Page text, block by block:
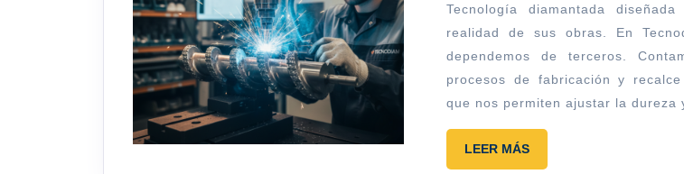
Tecnología diamantada diseñada para la
realidad de sus obras. En
dependemos de terceros.
procesos de fabricación y
que nos permiten ajustar la dureza
LEER MÁSLEER
MÁS